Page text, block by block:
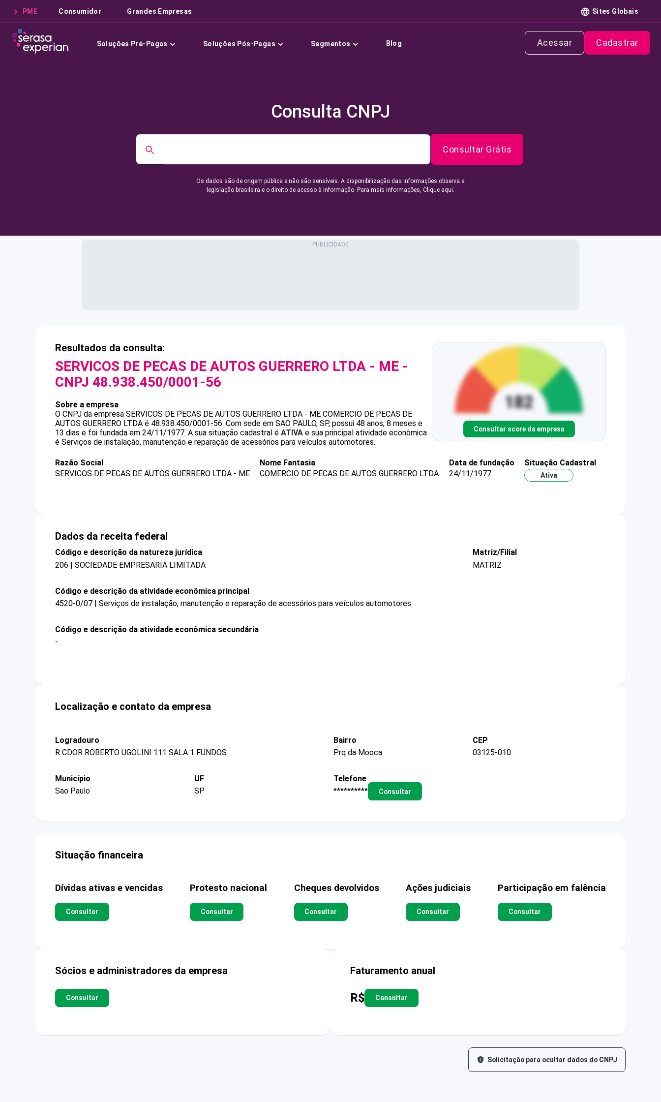
PME Consumidor Grandes Empresas Sites Globais
Soluções Pré-Pagas Soluções Pós-Pagas Segmentos Blog Acessar Cadastrar
Consulta CNPJ
Consultar Grátis
Os dados são de origem pública e não são sensíveis. A disponibilização das informações observa a
legislação brasileira e o direito de acesso à informação. Para mais informações, Clique aqui.
Resultados da consulta:
SERVICOS DE PECAS DE AUTOS GUERRERO LTDA - ME -
CNPJ 48.938.450/0001-56
Sobre a empresa
O CNPJ da empresa SERVICOS DE PECAS DE AUTOS GUERRERO LTDA - ME COMERCIO DE PECAS DE
AUTOS GUERRERO LTDA é 48.938.450/0001-56. Com sede em SAO PAULO, SP, possui 48 anos, 8 meses e
13 dias e foi fundada em 24/11/1977. A sua situação cadastral é ATIVA e sua principal atividade econômica
é Serviços de instalação, manutenção e reparação de acessórios para veículos automotores.
Consultar score da empresa
Razão Social
SERVICOS DE PECAS DE AUTOS GUERRERO LTDA - ME
Nome Fantasia
COMERCIO DE PECAS DE AUTOS GUERRERO LTDA
Data de fundação
24/11/1977
Situação Cadastral
Ativa
Dados da receita federal
Código e descrição da natureza jurídica
206 | SOCIEDADE EMPRESARIA LIMITADA
Matriz/Filial
MATRIZ
Código e descrição da atividade econômica principal
4520-0/07 | Serviços de instalação, manutenção e reparação de acessórios para veículos automotores
Código e descrição da atividade econômica secundária
-
Localização e contato da empresa
Logradouro
R CDOR ROBERTO UGOLINI 111 SALA 1 FUNDOS
Bairro
Prq da Mooca
CEP
03125-010
Município
Sao Paulo
UF
SP
Telefone
**********
Consultar
Situação financeira
Dívidas ativas e vencidas
Consultar
Protesto nacional
Consultar
Cheques devolvidos
Consultar
Ações judiciais
Consultar
Participação em falência
Consultar
Sócios e administradores da empresa
Consultar
Faturamento anual
R$ Consultar
Solicitação para ocultar dados do CNPJ